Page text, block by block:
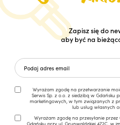
Zapisz się do
aby być na
Wyrażam zgodę na przetwarzanie
Serwis Sp. z o.o. z siedzibą w Gdańsku
marketingowych, w tym związanych z
lub usług własnych
Wyrażam zgodę na przesyłanie przez
Gdańsku przy ul. Grunwaldzkiej 472C, w